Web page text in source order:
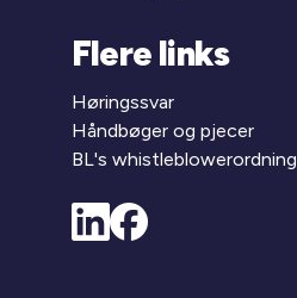
Flere links
Høringssvar
Håndbøger og pjecer
BL's whistleblowerordning